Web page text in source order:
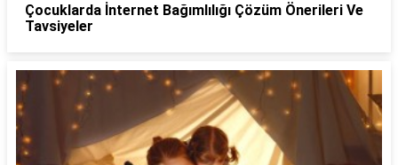
Çocuklarda İnternet Bağımlılığı Çözüm Önerileri Ve
Tavsiyeler